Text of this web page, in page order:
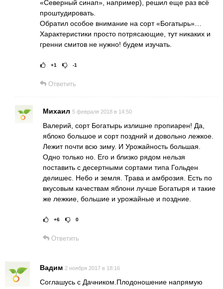
«Северный синап», например), решил еще раз всё
проштудировать.
Обратил особое внимание на сорт «Богатырь»…
Характеристики просто потрясающие, тут никаких и
гренни смитов не нужно! будем изучать.
Рейтинг статьи:
+1 -1
Ответить
Михаил 5 февраля 2018 в 14:50
Валерий, сорт Богатырь излишне пропиарен! Да,
яблоко большое и сорт поздний и довольно лежкое.
Лежит почти всю зиму. И Урожайность большая.
Одно только но. Его и близко рядом нельзя
поставить с десертными сортами типа Гольден
делишес. Небо и земля. Трава и амброзия. Есть по
вкусовым качествам яблони лучше Богатыря и такие
же лежкие, большие и урожайные и поздние.
Рейтинг статьи:
+6 0
Ответить
Вадим 2 ноября 2017 в 18:16
Соглашусь с Дачником.Плодоношение напрямую